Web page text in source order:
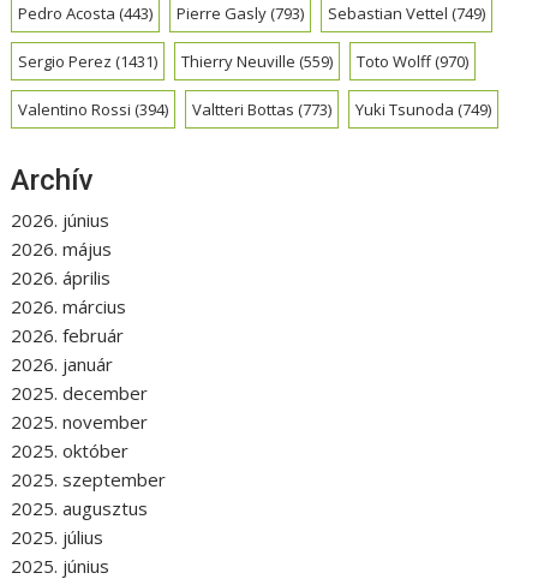
Pedro Acosta (443) Pierre Gasly(793) Sebastian Vettel (749)
Sergio Perez (1431) Thierry Neuville (559) Toto Wolff(970)
Valentino Rossi (394) Valtteri Bottas (773) Yuki Tsunoda (749)
Archív
2026. június
2026. május
2026. április
2026. március
2026. február
2026. január
2025. december
2025. november
2025. október
2025. szeptember
2025. augusztus
2025. július
2025. június